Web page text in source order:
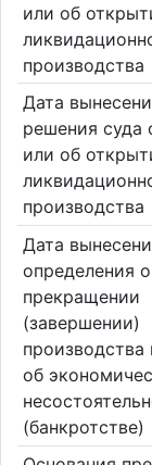
или об
производства
Дата
решения суда
или об
производства
Дата
определения о
прекращении
(завершении)
производства
об
(банкротстве)